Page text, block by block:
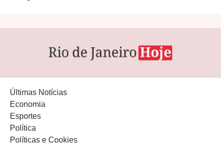
Últimas Notícias
Economia
Esportes
Política
Políticas e Cookies